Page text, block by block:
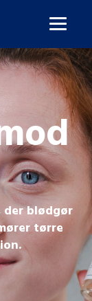
der blødgør
tørre